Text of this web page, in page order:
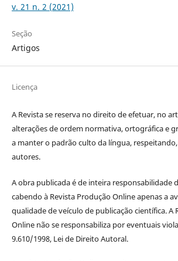
v. 21 n. 2 (2021)
Seção
Artigos
Licença
A Revista se reserva no direito de efetuar, no
alterações de ordem normativa, ortográfica e
a manter o padrão culto da língua,
autores.
A obra publicada é de inteira responsabilidade
cabendo à Revista Produção Online apenas a
qualidade de veículo de publicação científica. A
Online não se responsabiliza por eventuais
9.610/1998, Lei de Direito Autoral.